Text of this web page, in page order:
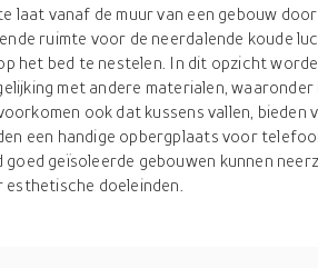
laat vanaf de muur van een gebouw door
ruimte voor de neerdalende koude
het bed te nestelen. In dit opzicht
met andere materialen,
ook dat kussens vallen, bieden
een handige opbergplaats voor
goed geïsoleerde gebouwen kunnen
doeleinden.